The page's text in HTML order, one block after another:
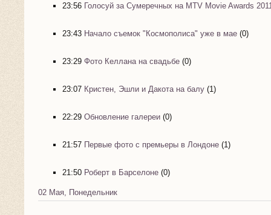
23:56 Голосуй за Сумеречных на MTV Movie Awards
23:43 Начало съемок "Космополиса" уже в мае (0)
23:29 Фото Келлана на свадьбе (0)
23:07 Кристен, Эшли и Дакота на балу (1)
22:29 Обновление галереи (0)
21:57 Первые фото с премьеры в Лондоне (1)
21:50 Роберт в Барселоне (0)
02 Мая, Понедельник